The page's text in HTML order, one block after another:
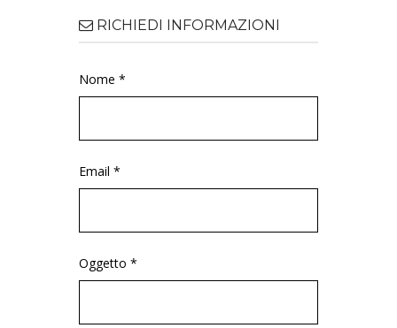
RICHIEDI INFORMAZIONI
Nome *
Email *
Oggetto *